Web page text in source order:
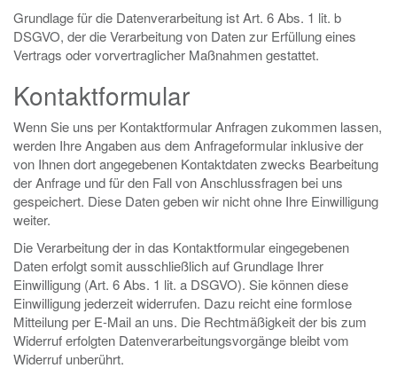
Grundlage für die Datenverarbeitung ist Art. 6 Abs. 1 lit. b
DSGVO, der die Verarbeitung von Daten zur Erfüllung eines
Vertrags oder vorvertraglicher Maßnahmen gestattet.
Kontaktformular
Wenn Sie uns per Kontaktformular Anfragen zukommen lassen,
werden Ihre Angaben aus dem Anfrageformular inklusive der
von Ihnen dort angegebenen Kontaktdaten zwecks Bearbeitung
der Anfrage und für den Fall von Anschlussfragen bei uns
gespeichert. Diese Daten geben wir nicht ohne Ihre Einwilligung
weiter.
Die Verarbeitung der in das Kontaktformular eingegebenen
Daten erfolgt somit ausschließlich auf Grundlage Ihrer
Einwilligung (Art. 6 Abs. 1 lit. a DSGVO). Sie können diese
Einwilligung jederzeit widerrufen. Dazu reicht eine formlose
Mitteilung per E-Mail an uns. Die Rechtmäßigkeit der bis zum
Widerruf erfolgten Datenverarbeitungsvorgänge bleibt vom
Widerruf unberührt.